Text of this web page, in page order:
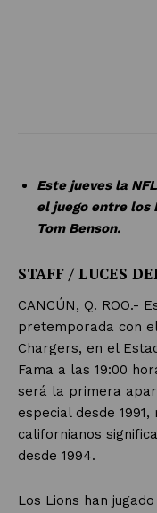
Este jueves la
el juego entre los
Tom Benson.
STAFF / LUCES
CANCÚN, Q. ROO.-
pretemporada con
Chargers, en el
Fama a las 19:00
será la primera
especial desde
californianos
desde 1994.
Los Lions han